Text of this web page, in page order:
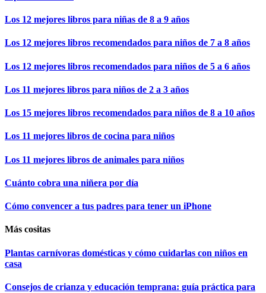
Los 12 mejores libros para niñas de 8 a 9 años
Los 12 mejores libros recomendados para niños de 7 a 8 años
Los 12 mejores libros recomendados para niños de 5 a 6 años
Los 11 mejores libros para niños de 2 a 3 años
Los 15 mejores libros recomendados para niños de 8 a 10 años
Los 11 mejores libros de cocina para niños
Los 11 mejores libros de animales para niños
Cuánto cobra una niñera por día
Cómo convencer a tus padres para tener un iPhone
Más cositas
Plantas carnívoras domésticas y cómo cuidarlas con niños en
casa
Consejos de crianza y educación temprana: guía práctica para